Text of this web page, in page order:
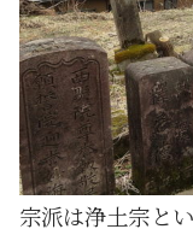
宗派は浄土宗と